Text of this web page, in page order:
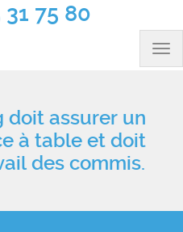
31 75 80
doit assurer un
à table et doit
des commis.